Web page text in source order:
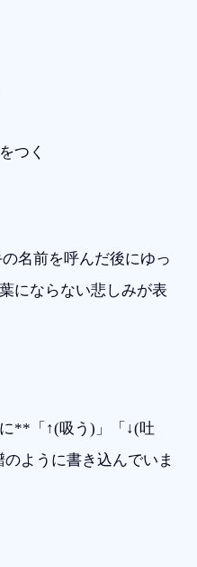
つく
名前を呼んだ後にゆっ
にならない悲しみが表
**「↑(吸う)」「↓(吐
ように書き込んでいま